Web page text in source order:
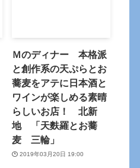
Ｍのディナー 本格派
と創作系の天ぷらとお
蕎麦をアテに日本酒と
ワインが楽しめる素晴
らしいお店！ 北新
地 「天麩羅とお蕎
麦 三輪」
2019年03月20日 19:00